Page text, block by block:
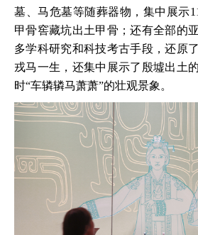
墓、马危墓等随葬器物，集中展示
甲骨窖藏坑出土甲骨；还有全部的
多学科研究和科技考古手段，还原
戎马一生，还集中展示了殷墟出土
时“车辚辚马萧萧”的壮观景象。